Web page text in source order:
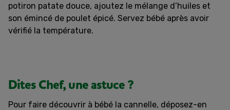
potiron patate douce, ajoutez le mélange d’huiles et
son émincé de poulet épicé. Servez bébé après avoir
vérifié la température.
Dites Chef, une astuce ?
Pour faire découvrir à bébé la cannelle, déposez-en